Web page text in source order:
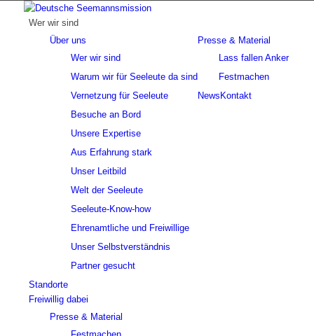
Wer wir sind
Über uns
Wer wir sind
Warum wir für Seeleute da sind
Vernetzung für Seeleute
Besuche an Bord
Unsere Expertise
Aus Erfahrung stark
Unser Leitbild
Welt der Seeleute
Seeleute-Know-how
Ehrenamtliche und Freiwillige
Unser Selbstverständnis
Partner gesucht
Presse & Material
Lass fallen Anker
Festmachen
News Kontakt
Standorte
Freiwillig dabei
Presse & Material